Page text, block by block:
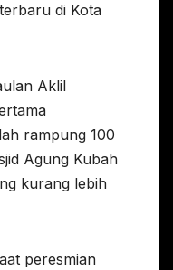
di Kota
Aklil
rampung 100
Agung Kubah
kurang lebih
peresmian